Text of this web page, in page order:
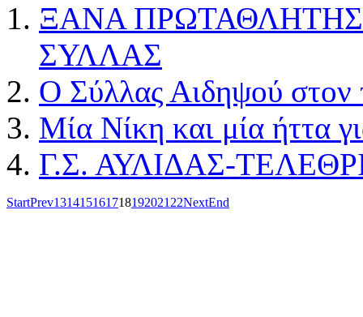
ΞΑΝΑ
ΣΥΛΛΑΣ
O Σύλλας Αιδηψού
Μία Νίκη και μία ήττα
Γ.Σ. ΑΥΛΙΔΑΣ-
StartPrev131415161718192021 22NextEnd